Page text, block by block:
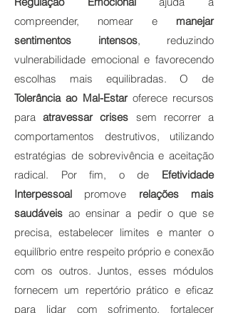
compreender, nomear e manejar
sentimentos intensos, reduzindo
vulnerabilidade emocional e favorecendo
escolhas mais equilibradas. O de
Tolerância ao Mal-Estaroferece recursos
paraatravessar crises sem recorrer a
comportamentos destrutivos, utilizando
estratégias de sobrevivência e aceitação
radical. Por fim, o de Efetividade
Interpessoal promove relações mais
saudáveis ao ensinar a pedir o que se
precisa, estabelecer limites e manter o
equilíbrio entre respeito próprio e conexão
com os outros. Juntos, esses módulos
fornecem um repertório prático e eficaz
para lidar com sofrimento, fortalecer